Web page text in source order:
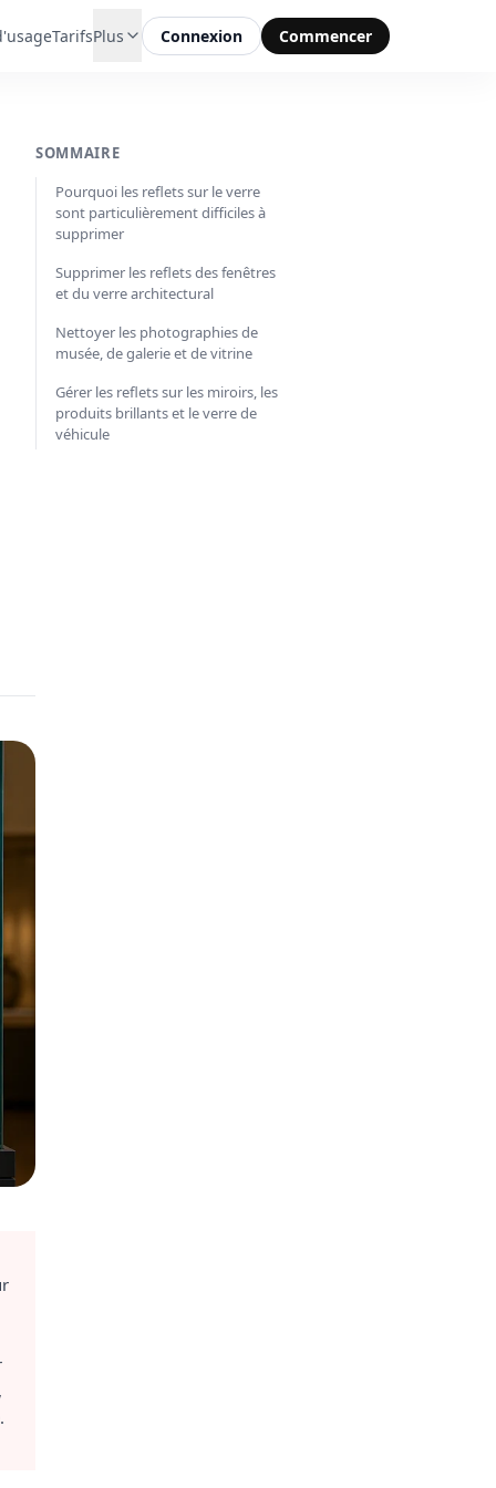
TarifsPlus Connexion Commencer
SOMMAIRE
Pourquoi les reflets sur le verre
sont particulièrement difficiles à
supprimer
Supprimer les reflets des fenêtres
et du verre architectural
Nettoyer les photographies de
musée, de galerie et de vitrine
Gérer les reflets sur les miroirs, les
produits brillants et le verre de
véhicule